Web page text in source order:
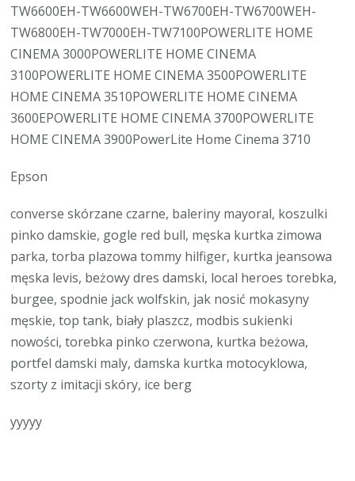
TW6600EH-TW6600WEH-TW6700EH-TW6700WEH-
TW6800EH-TW7000EH-TW7100POWERLITE HOME
CINEMA 3000POWERLITE HOME CINEMA
3100POWERLITE HOME CINEMA 3500POWERLITE
HOME CINEMA 3510POWERLITE HOME CINEMA
3600EPOWERLITE HOME CINEMA 3700POWERLITE
HOME CINEMA 3900PowerLite Home Cinema 3710
Epson
converse skórzane czarne, baleriny mayoral, koszulki
pinko damskie, gogle red bull, męska kurtka zimowa
parka, torba plazowa tommy hilfiger, kurtka jeansowa
męska levis, beżowy dres damski, local heroes torebka,
burgee, spodnie jack wolfskin, jak nosić mokasyny
męskie, top tank, biały plaszcz, modbis sukienki
nowości, torebka pinko czerwona, kurtka beżowa,
portfel damski maly, damska kurtka motocyklowa,
szorty z imitacji skóry, ice berg
yyyyy